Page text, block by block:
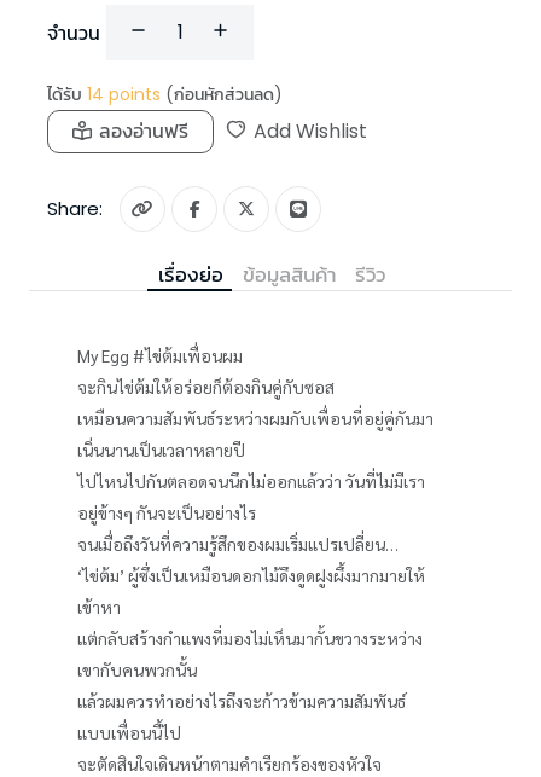
จำนวน
ได้รับ 14 points (ก่อนหักส่วนลด)
ลองอ่านฟรี Add Wishlist
Share:
เรื่องย่อ ข้อมูลสินค้า รีวิว
My Egg #ไข่ต้มเพื่อนผม
จะกินไข่ต้มให้อร่อยก็ต้องกินคู่กับซอส
เหมือนความสัมพันธ์ระหว่างผมกับเพื่อนที่อยู่คู่กันมา
เนิ่นนานเป็นเวลาหลายปี
ไปไหนไปกันตลอดจนนึกไม่ออกแล้วว่า วันที่ไม่มีเรา
อยู่ข้างๆ กันจะเป็นอย่างไร
จนเมื่อถึงวันที่ความรู้สึกของผมเริ่มแปรเปลี่ยน…
‘ไข่ต้ม’ ผู้ซึ่งเป็นเหมือนดอกไม้ดึงดูดฝูงผึ้งมากมายให้
เข้าหา
แต่กลับสร้างกำแพงที่มองไม่เห็นมากั้นขวางระหว่าง
เขากับคนพวกนั้น
แล้วผมควรทำอย่างไรถึงจะก้าวข้ามความสัมพันธ์
แบบเพื่อนนี้ไป
จะตัดสินใจเดินหน้าตามคำเรียกร้องของหัวใจ